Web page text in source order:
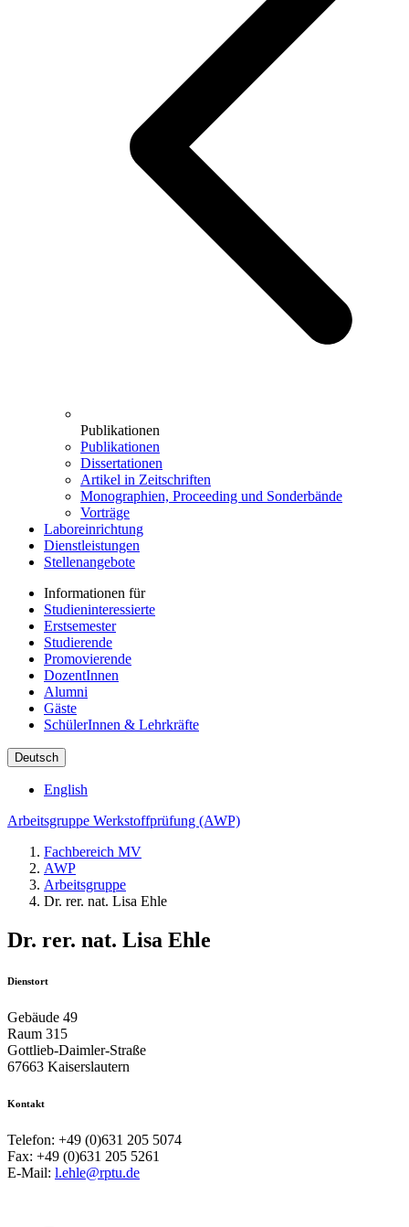
Publikationen
Publikationen
Dissertationen
Artikel in Zeitschriften
Monographien, Proceeding und Sonderbände
Vorträge
Laboreinrichtung
Dienstleistungen
Stellenangebote
Informationen für
Studieninteressierte
Erstsemester
Studierende
Promovierende
DozentInnen
Alumni
Gäste
SchülerInnen & Lehrkräfte
Deutsch
English
Arbeitsgruppe Werkstoffprüfung (AWP)
Fachbereich MV
AWP
Arbeitsgruppe
Dr. rer. nat. Lisa Ehle
Dr. rer. nat. Lisa Ehle
Dienstort
Gebäude 49
Raum 315
Gottlieb-Daimler-Straße
67663 Kaiserslautern
Kontakt
Telefon: +49 (0)631 205 5074
Fax: +49 (0)631 205 5261
E-Mail: l.ehle@rptu.de